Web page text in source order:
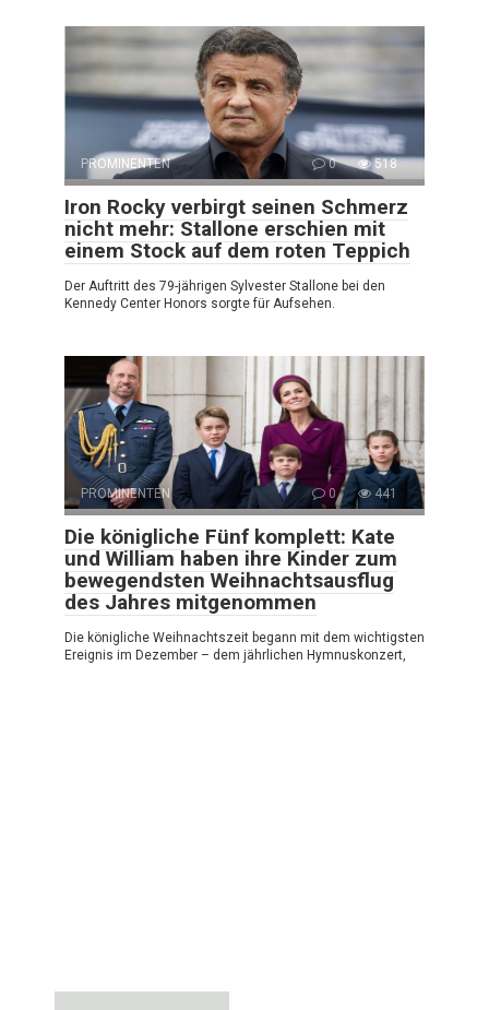
PROMINENTEN 0 518
Iron Rocky verbirgt seinen Schmerz
nicht mehr: Stallone erschien mit
einem Stock auf dem roten Teppich
Der Auftritt des 79-jährigen Sylvester Stallone bei den
Kennedy Center Honors sorgte für Aufsehen.
PROMINENTEN 0 441
Die königliche Fünf komplett: Kate
und William haben ihre Kinder zum
bewegendsten Weihnachtsausflug
des Jahres mitgenommen
Die königliche Weihnachtszeit begann mit dem wichtigsten
Ereignis im Dezember – dem jährlichen Hymnuskonzert,